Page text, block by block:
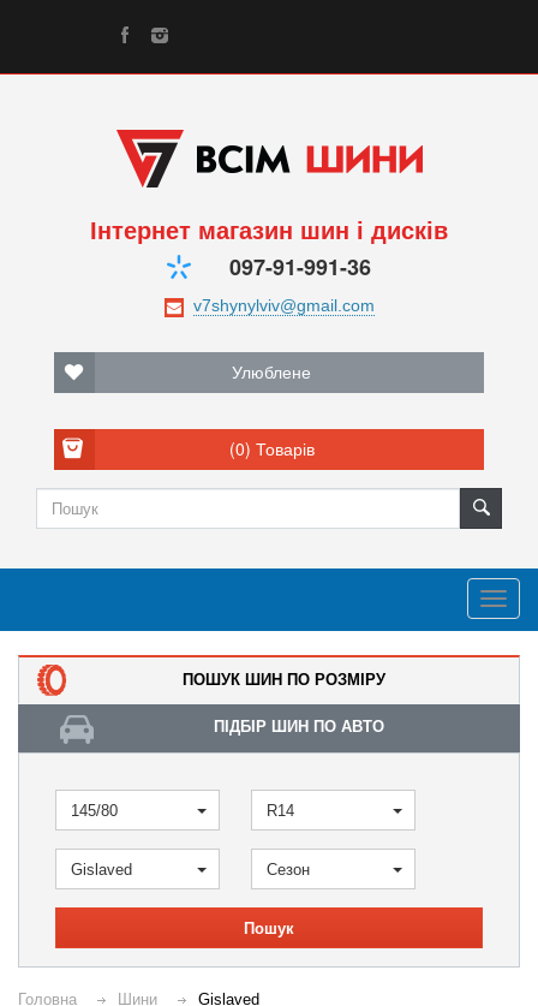
Інтернет магазин шин і дисків
097-91-991-36
Улюблене
(0) Товарів
ПОШУК ШИН ПО РОЗМІРУ
ПІДБІР ШИН ПО АВТО
145/80 R14
Gislaved Сезон
Пошук
Головна Шини Gislaved